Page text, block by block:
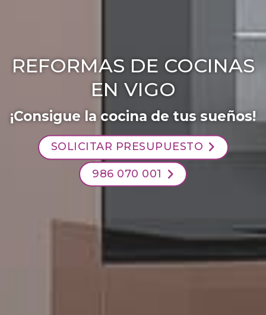
REFORMAS DE COCINAS
EN VIGO
¡Consigue la cocina de tus sueños!
SOLICITAR PRESUPUESTO
986 070 001